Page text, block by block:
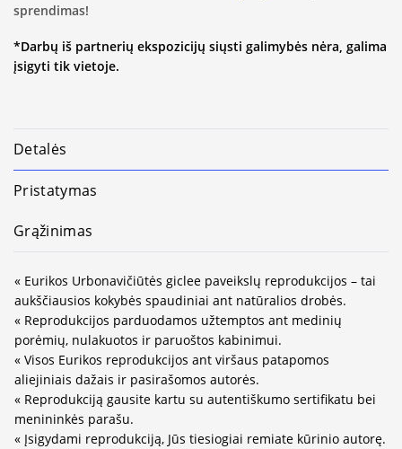
sprendimas!
*Darbų iš partnerių ekspozicijų siųsti galimybės nėra, galima
įsigyti tik vietoje.
Detalės
Pristatymas
Grąžinimas
« Eurikos Urbonavičiūtės giclee paveikslų reprodukcijos – tai
aukščiausios kokybės spaudiniai ant natūralios drobės.
« Reprodukcijos parduodamos užtemptos ant medinių
porėmių, nulakuotos ir paruoštos kabinimui.
« Visos Eurikos reprodukcijos ant viršaus patapomos
aliejiniais dažais ir pasirašomos autorės.
« Reprodukciją gausite kartu su autentiškumo sertifikatu bei
menininkės parašu.
« Įsigydami reprodukciją, Jūs tiesiogiai remiate kūrinio autorę.